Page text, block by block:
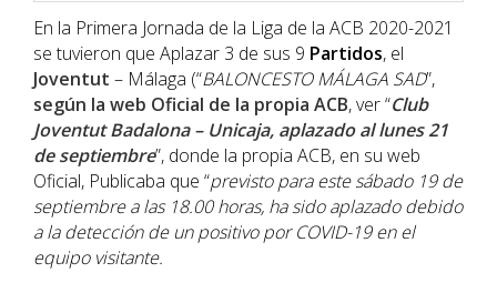
En la Primera Jornada de la Liga de la ACB 2020-2021
se tuvieron que Aplazar 3 de sus 9 Partidos, el
Joventut – Málaga (“BALONCESTO MÁLAGA SAD”,
según la web Oficial de la propia ACB, ver “Club
Joventut Badalona – Unicaja, aplazado al lunes 21
de septiembre”, donde la propia ACB, en su web
Oficial, Publicaba que “previsto para este sábado 19 de
septiembre a las 18.00 horas, ha sido aplazado debido
a la detección de un positivo por COVID-19 en el
equipo visitante.